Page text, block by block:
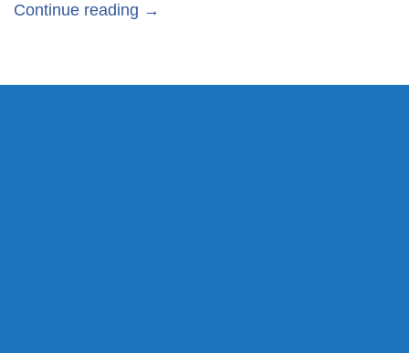
Continue reading →